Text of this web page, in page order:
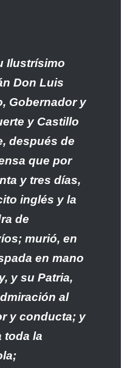
Ilustrísimo
Don Luis
Gobernador y
y Castillo
después de
que por
y tres días,
inglés y la
de
murió, en
en mano
y su Patria,
al
y conducta; y
toda la